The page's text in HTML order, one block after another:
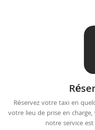
Réservez votre taxi en
votre lieu de prise en
notre service